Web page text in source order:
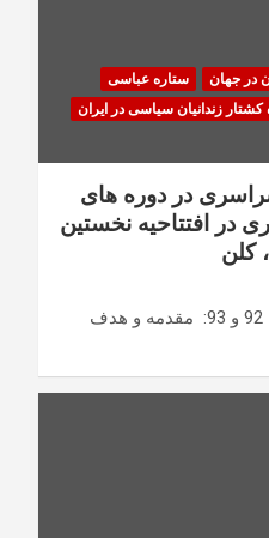
در جهان
ستاره عباسی
زندانیان سیاسی در ایران
در دوره های
در افتتاحیه نخستین
از مطالب منتشره در آرش شماره 92 و 93: مقدمه و هدف